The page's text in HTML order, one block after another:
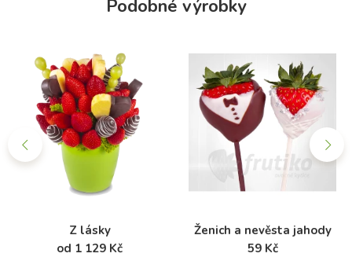
Podobné výrobky
Z lásky
od 1 129 Kč
Ženich a nevěsta jahody
59 Kč